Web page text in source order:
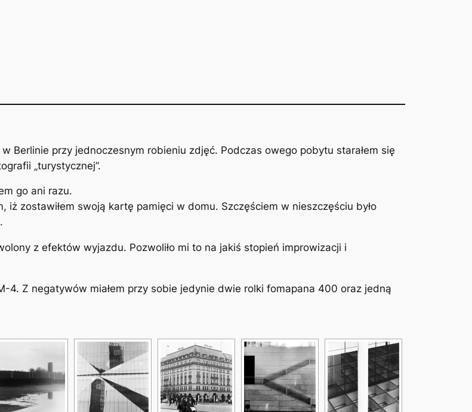
Berlinie przy jednoczesnym robieniu zdjęć. Podczas owego pobytu starałem się
„turystycznej”.
go ani razu.
iż zostawiłem swoją kartę pamięci w domu. Szczęściem w nieszczęściu było
z efektów wyjazdu. Pozwoliło mi to na jakiś stopień improwizacji i
4. Z negatywów miałem przy sobie jedynie dwie rolki fomapana 400 oraz jedną